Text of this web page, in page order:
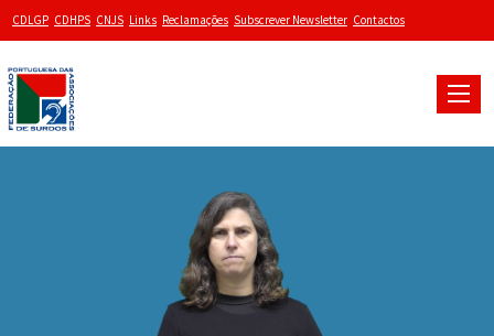
CDLGP CDHPS CNJS Links Reclamações Subscrever Newsletter Contactos
Toggle